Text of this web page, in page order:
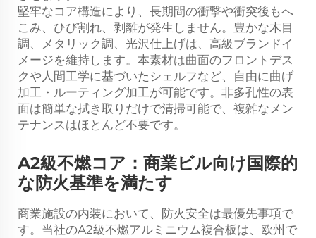
堅牢なコア構造により、長期間の衝撃や衝突後もへ
こみ、ひび割れ、剥離が発生しません。豊かな木目
調、メタリック調、光沢仕上げは、高級ブランドイ
メージを維持します。本素材は曲面のフロントデス
クや人間工学に基づいたシェルフなど、自由に曲げ
加工・ルーティング加工が可能です。非多孔性の表
面は簡単な拭き取りだけで清掃可能で、複雑なメン
テナンスはほとんど不要です。
A2級不燃コア：商業ビル向け国際的
な防火基準を満たす
商業施設の内装において、防火安全は最優先事項で
す。当社のA2級不燃アルミニウム複合板は、欧州で